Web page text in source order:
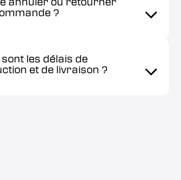
?
sont les délais de
et de livraison ?